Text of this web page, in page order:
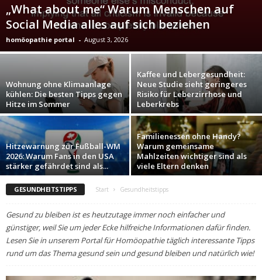
„What about me“ Warum Menschen auf
Social Media alles auf sich beziehen
homöopathie portal - August 3, 2026
Wohnung ohne Klimaanlage
kühlen: Die besten Tipps gegen
Hitze im Sommer
Kaffee und Lebergesundheit:
Neue Studie sieht geringeres
Risiko für Leberzirrhose und
Leberkrebs
Hitzewarnung zur Fußball-WM
2026: Warum Fans in den USA
stärker gefährdet sind als...
Familienessen ohne Handy?
Warum gemeinsame
Mahlzeiten wichtiger sind als
viele Eltern denken
GESUNDHEITSTIPPS Start Gesundheitstipps
Gesund zu bleiben ist es heutzutage immer noch einfacher und
günstiger, weil Sie um jeder Ecke hilfreiche Informationen dafür finden.
Lesen Sie in unserem Portal für Homöopathie täglich interessante Tipps
rund um das Thema gesund sein und gesund bleiben und natürlich wie!